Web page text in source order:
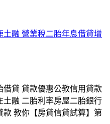
融 營業稅二胎年息借貸增
借貸 貸款優惠公教信用貸款
土融 二胎利率房屋二胎銀行
教你【房貸信貸試算】第